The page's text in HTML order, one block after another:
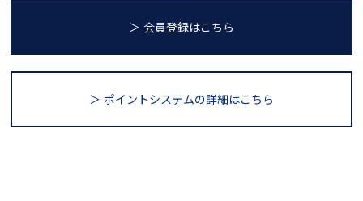
＞ 会員登録はこちら
＞ ポイントシステムの詳細はこちら